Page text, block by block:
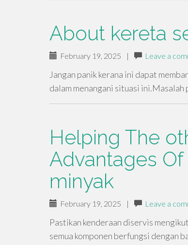
About kereta
February 19, 2025 | Leave a
Jangan panik kerana ini dapat
dalam menangani situasi
Helping The
Advantages
minyak
February 19, 2025 | Leave a
Pastikan kenderaan diservis
semua komponen berfungsi dengan